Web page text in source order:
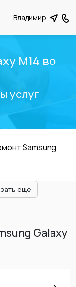
Владимир
M14 во
услуг
Samsung
еще
Galaxy